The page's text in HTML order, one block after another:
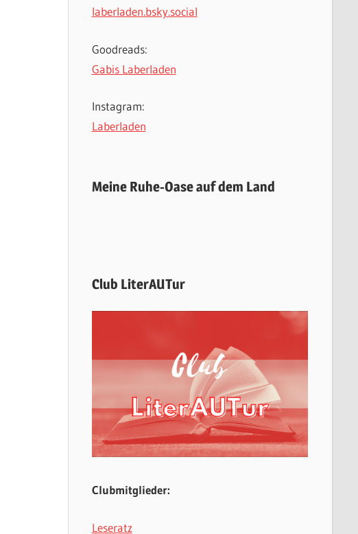
laberladen.bsky.social
Goodreads:
Gabis Laberladen
Instagram:
Laberladen
Meine Ruhe-Oase auf dem Land
Club LiterAUTur
Clubmitglieder:
Leseratz